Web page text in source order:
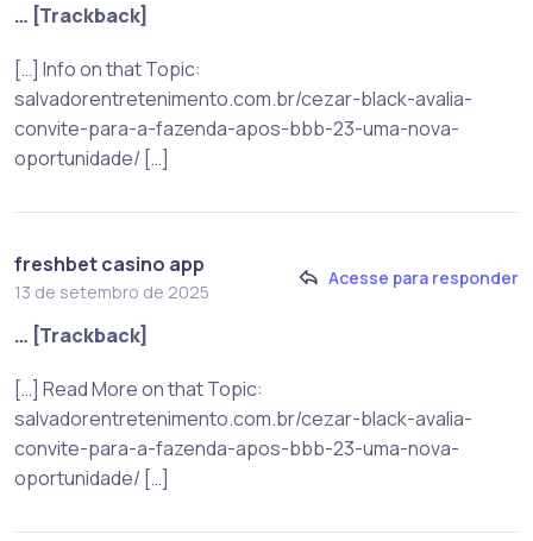
… [Trackback]
[…] Info on that Topic:
salvadorentretenimento.com.br/cezar-black-avalia-
convite-para-a-fazenda-apos-bbb-23-uma-nova-
oportunidade/ […]
freshbet casino app
13 de setembro de 2025
Acesse para responder
… [Trackback]
[…] Read More on that Topic:
salvadorentretenimento.com.br/cezar-black-avalia-
convite-para-a-fazenda-apos-bbb-23-uma-nova-
oportunidade/ […]